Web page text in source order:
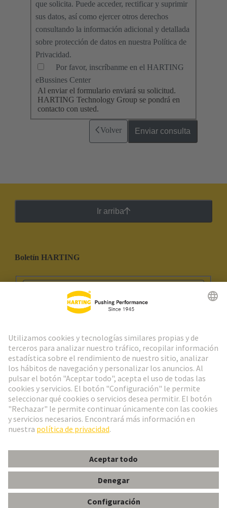
que solicita. Puede acceder, rectificar y suprimir
sus datos, así como ejercer otros derechos
consultando la información adicional y detallada
sobre protección de datos en nuestra Política de
Privacidad.
Por favor, inscríbanme en el HARTING
eBussines Center
Al enviar el formulario enviará su solicitud.
HARTING Technology Group se pondrá en
contacto con usted.
Volver Enviar consulta
Ir arriba
Boletín HARTING
Ir al registro
Social Media
España Español
© Grupo Tecnológico HARTING
ImprintPolítica de privacidad
Configuración de cookies
Información al cliente